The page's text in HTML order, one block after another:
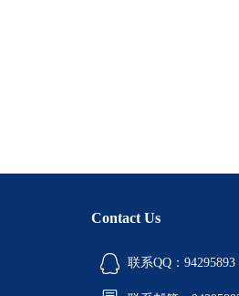
Contact Us
联系QQ：94295893